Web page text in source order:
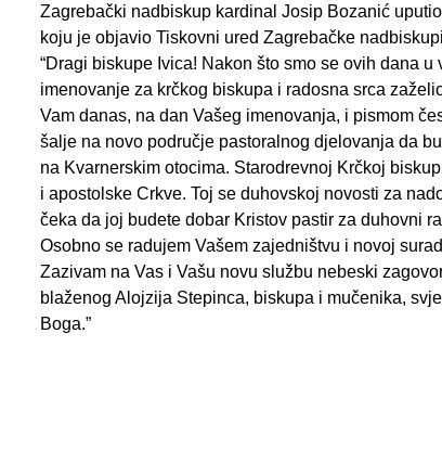
Zagrebački nadbiskup kardinal Josip Bozanić
koju je objavio Tiskovni ured Zagrebačke
“Dragi biskupe Ivica! Nakon što smo se ovih dana
imenovanje za krčkog biskupa i radosna srca
Vam danas, na dan Vašeg imenovanja, i pismom
šalje na novo područje pastoralnog djelovanja da
na Kvarnerskim otocima. Starodrevnoj Krčkoj
i apostolske Crkve. Toj se duhovskoj novosti za
čeka da joj budete dobar Kristov pastir za duhovni
Osobno se radujem Vašem zajedništvu i novoj
Zazivam na Vas i Vašu novu službu nebeski
blaženog Alojzija Stepinca, biskupa i mučenika,
Boga.”